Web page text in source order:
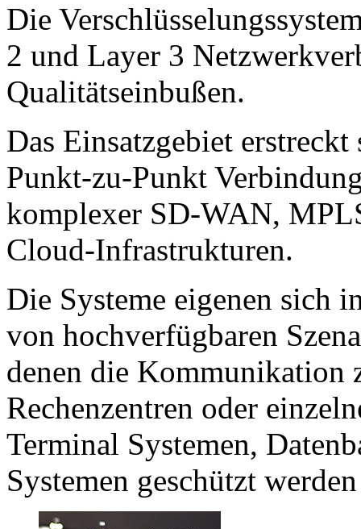
Die
2 und Layer 3
Qualitätseinbußen.
Das Einsatzgebiet
Punkt-zu-Punkt
komplexer SD-WAN,
Cloud-Infrastrukturen.
Die Systeme eigenen sich
von hochverfügbaren
denen die Kommunikation
Rechenzentren oder
Terminal Systemen,
Systemen geschützt